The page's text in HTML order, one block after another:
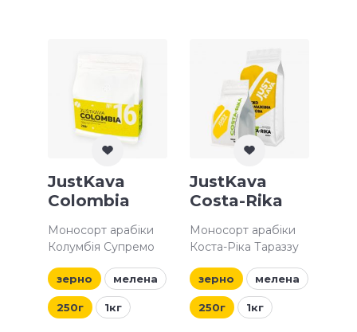
JustKava
Colombia
Моносорт арабіки
Колумбія Супремо
зерно мелена
250г 1кг
JustKava
Costa-Rika
Моносорт арабіки
Коста-Ріка Тараззу
зерно мелена
250г 1кг